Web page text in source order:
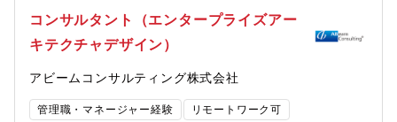
なります。テクニカルリードが上流で設計したアーキテクチャ
は、案件ごとにカスタマイズされながらも複数案件に横展開さ
れ、1つの技術判断が複数の顧客企業のオペレーションを同時に変
異なるため、同じ技術スタックを多様な文脈で応用する知的な面
白さがあります。加えて、20年以上にわたって蓄積された判断デ
ータという他社にはない資産の上で、モデルを継続的に磨いてい
ます）【募集背景】新しい生活様式や時代の変化もあり、AWSの
導入を検討されるお客様が増え続けています。実際に業績は5年連
続で増益しており、2016年度と比較すると約4倍まで成長。この
ンタープライズの案件にも携わることができ、技術領域もさまざ
まなプロジェクトがあるので、多くの経験値を得ることができま
す。【得られるスキルやキャリア】◎AWSに特化したプロジェク
コンサルタント（エンタープライズアー
キテクチャデザイン）
アビームコンサルティング株式会社
管理職・マネージャー経験
リモートワーク可